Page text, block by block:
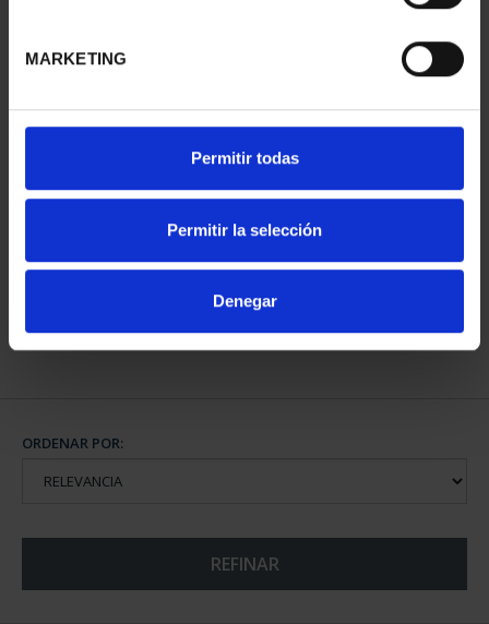
MARKETING
Permitir todas
Permitir la selección
Denegar
CAPITALES DE
COMPLET...
3.796,00 €
ORDENAR POR:
REFINAR